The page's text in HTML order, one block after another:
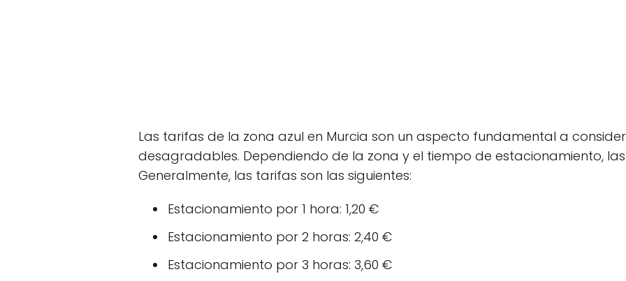
Las tarifas de la zona azul en Murcia son un aspecto fundamental a
desagradables. Dependiendo de la zona y el tiempo de estacionamiento,
Generalmente, las tarifas son las siguientes:
Estacionamiento por 1 hora: 1,20 €
Estacionamiento por 2 horas: 2,40 €
Estacionamiento por 3 horas: 3,60 €